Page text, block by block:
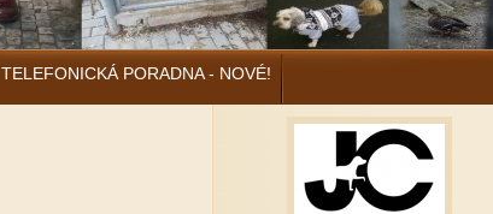
TELEFONICKÁ PORADNA - NOVÉ!